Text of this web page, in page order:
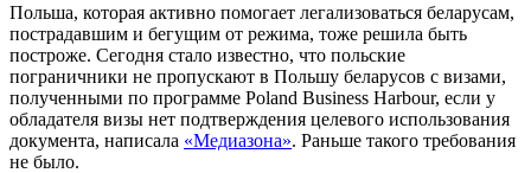
Польша, которая активно помогает легализоваться беларусам,
пострадавшим и бегущим от режима, тоже решила быть
построже. Сегодня стало известно, что польские
пограничники не пропускают в Польшу беларусов с визами,
полученными по программе Poland Business Harbour, если у
обладателя визы нет подтверждения целевого использования
документа, написала «Медиазона». Раньше такого требования
не было.